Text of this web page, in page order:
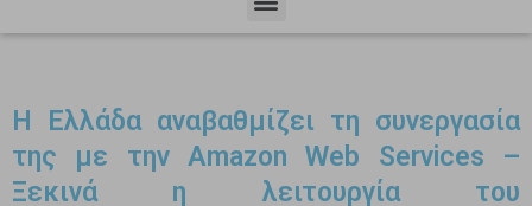
Η Ελλάδα αναβαθμίζει τη συνεργασία
της με την Amazon Web Services –
Ξεκινά η λειτουργία του